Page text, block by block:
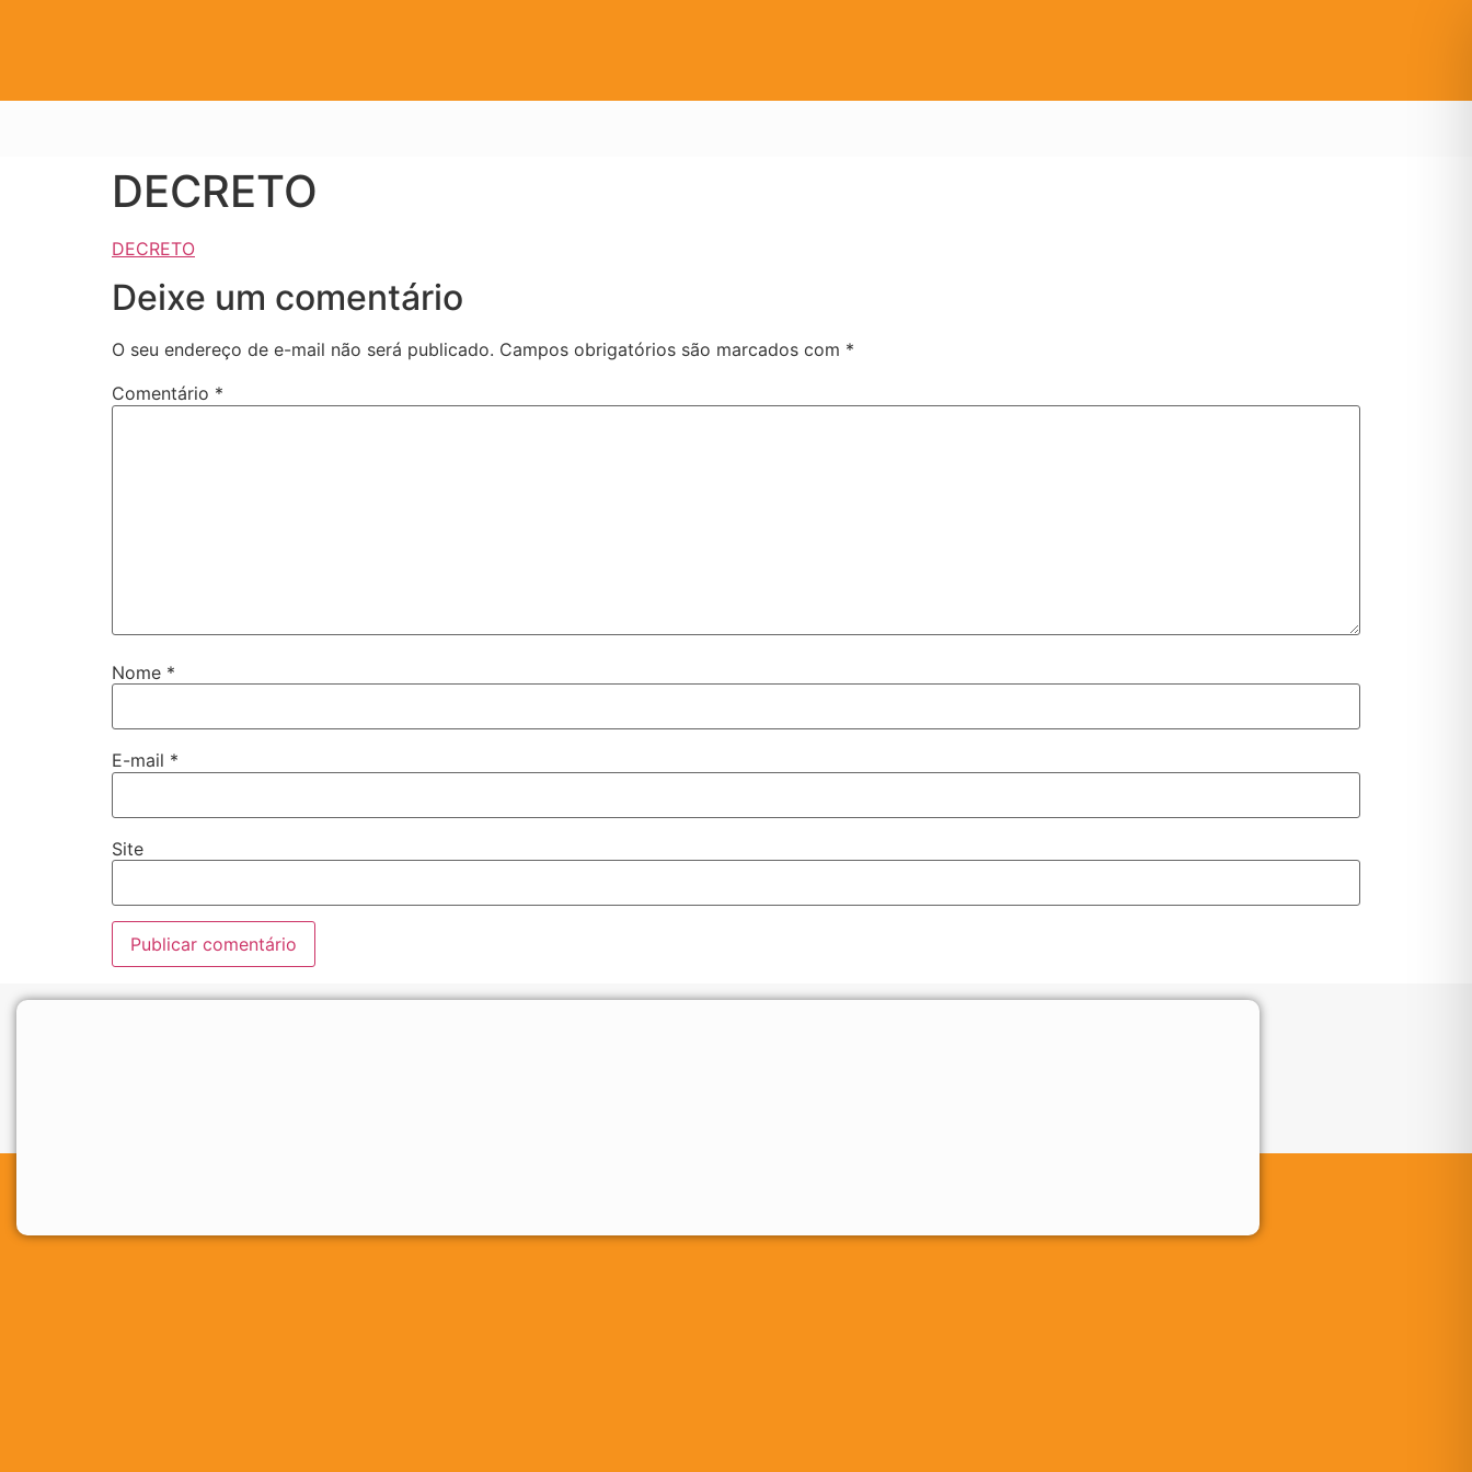
DECRETO
DECRETO
Deixe um comentário
O seu endereço de e-mail não será publicado. Campos obrigatórios são marcados com *
Comentário *
Nome *
E-mail *
Site